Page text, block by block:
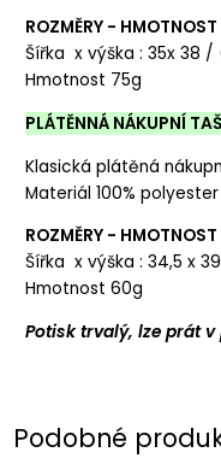
ROZMĚRY - HMOTNOST
Šířka x výška : 35x 38
Hmotnost 75g
PLÁTĚNNÁ NÁKUPNÍ
Klasická plátěná
Materiál 100% polyester
ROZMĚRY - HMOTNOST
Šířka x výška : 34,5 x
Hmotnost 60g
Potisk trvalý, lze prát v
Podobné